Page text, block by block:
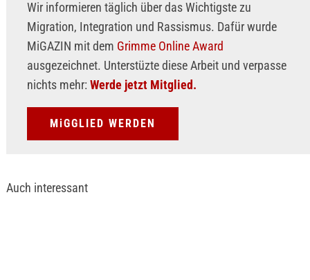
Wir informieren täglich über das Wichtigste zu
Migration, Integration und Rassismus. Dafür wurde
MiGAZIN mit dem Grimme Online Award
ausgezeichnet. Unterstüzte diese Arbeit und verpasse
nichts mehr: Werde jetzt Mitglied.
MiGGLIED WERDEN
Auch interessant